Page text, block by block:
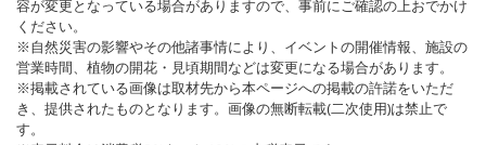
容が変更となっている場合がありますので、事前にご確認の上おでかけ
ください。
※自然災害の影響やその他諸事情により、イベントの開催情報、施設の
営業時間、植物の開花・見頃期間などは変更になる場合があります。
※掲載されている画像は取材先から本ページへの掲載の許諾をいただ
き、提供されたものとなります。画像の無断転載(二次使用)は禁止で
す。